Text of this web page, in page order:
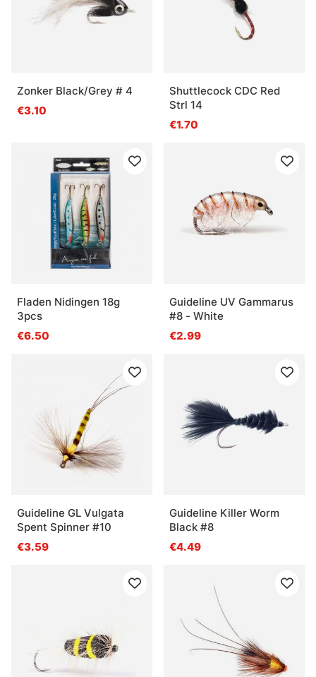
Zonker Black/Grey # 4
€3.10
Shuttlecock CDC Red
Strl 14
€1.70
Fladen Nidingen 18g
3pcs
€6.50
Guideline UV Gammarus
#8 - White
€2.99
Guideline GL Vulgata
Spent Spinner #10
€3.59
Guideline Killer Worm
Black #8
€4.49